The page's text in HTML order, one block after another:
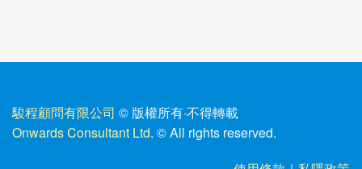
駿程顧問有限公司 © 版權所有·不得轉載
Onwards Consultant Ltd. © All rights reserved.